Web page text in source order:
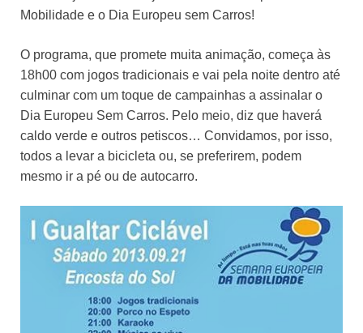
Mobilidade e o Dia Europeu sem Carros!
O programa, que promete muita animação, começa às
18h00 com jogos tradicionais e vai pela noite dentro até
culminar com um toque de campainhas a assinalar o
Dia Europeu Sem Carros. Pelo meio, diz que haverá
caldo verde e outros petiscos… Convidamos, por isso,
todos a levar a bicicleta ou, se preferirem, podem
mesmo ir a pé ou de autocarro.